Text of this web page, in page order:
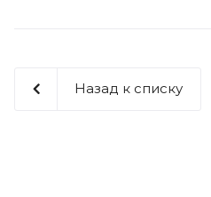
Назад к списку